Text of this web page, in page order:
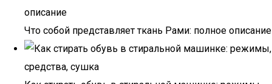
Что собой представляет ткань Рами: полное описание